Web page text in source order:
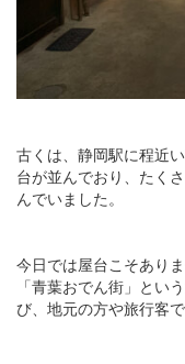
古くは、静岡駅に程近
台が並んでおり、たく
んでいました。
今日では屋台こそあり
「青葉おでん街」とい
び、地元の方や旅行客